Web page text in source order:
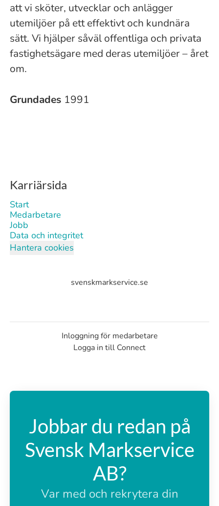
att vi sköter, utvecklar och anlägger
utemiljöer på ett effektivt och kundnära
sätt. Vi hjälper såväl offentliga och privata
fastighetsägare med deras utemiljöer – året
om.
Grundades 1991
Karriärsida
Start
Medarbetare
Jobb
Data och integritet
Hantera cookies
svenskmarkservice.se
Inloggning för medarbetare
Logga in till Connect
Jobbar du redan på
Svensk Markservice
AB?
Var med och rekrytera din